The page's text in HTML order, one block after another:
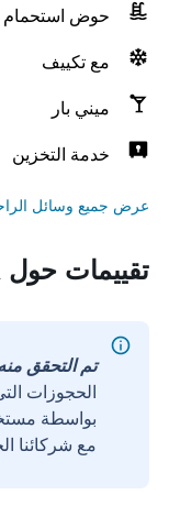
حوض
مع تكييف
ميني بار
خدمة التخزين
عرض جميع وسائل
تقييمات حول Pinehome Villa
تم التحقق منه
الحجوزات
مع شركائنا